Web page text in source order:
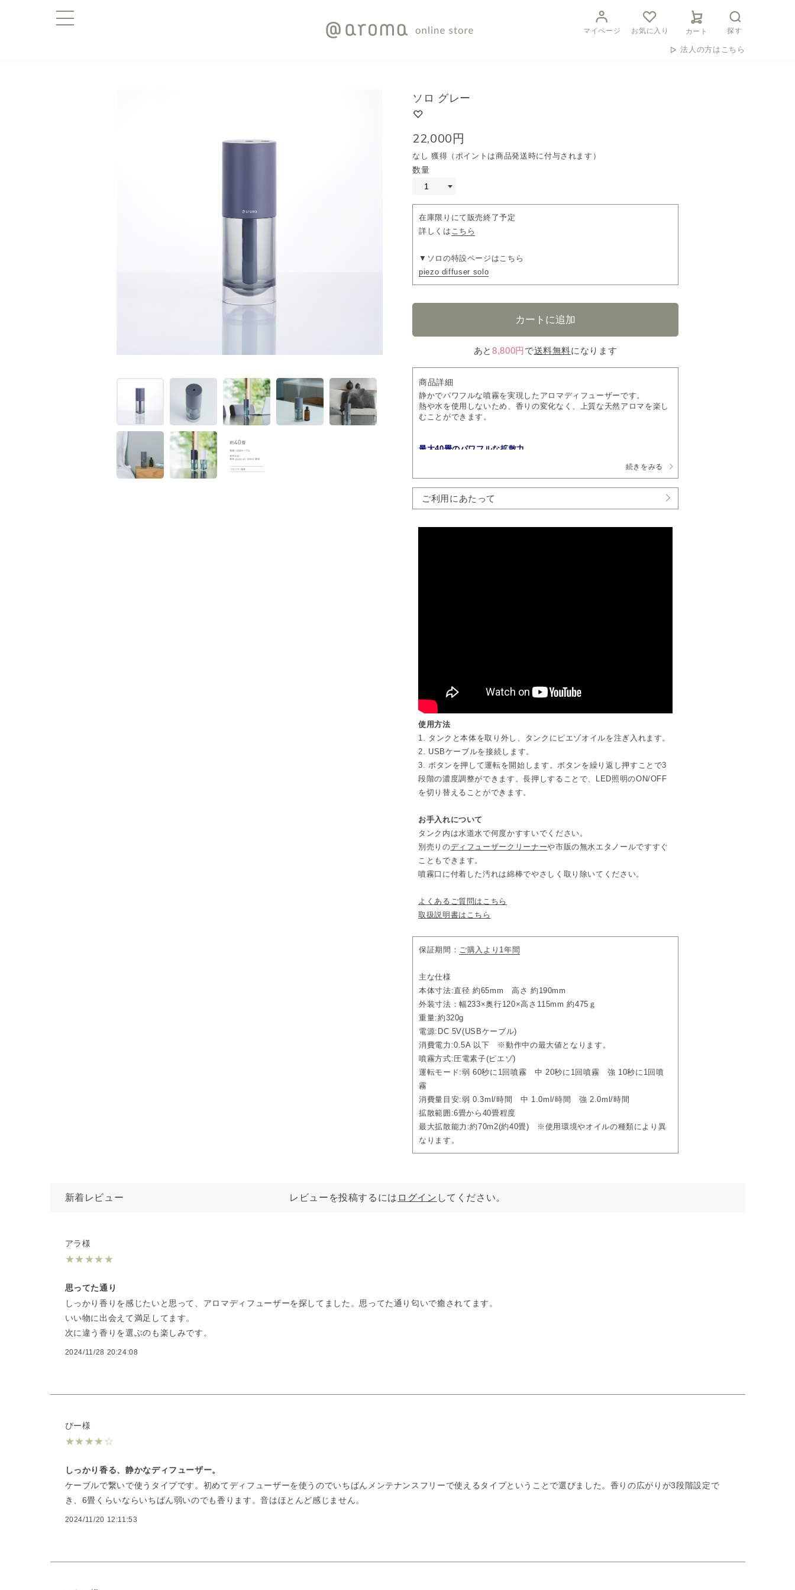
マイページ お気に入り カート 探す
法人の方はこちら
ソロ グレー
22,000円
なし 獲得（ポイントは商品発送時に付与されます）
数量
在庫限りにて販売終了予定
詳しくは こちら
▼ソロの特設ページはこちら
piezo diffuser solo
あと8,800円 で送料無料になります
商品詳細
静かでパワフルな噴霧を実現したアロマディフューザーです。
熱や水を使用しないため、香りの変化なく、上質な天然アロマを楽し
むことができます。
最大40畳のパワフルな拡散力
静かなピエゾ式
す。
・継続的なご利用には、定期購入がお得です。
・お好きなエッセンシャルオイルでピエゾアロマオイルを作るための
ピエゾディフューザー アロマオイルベース液もございます。
■ソロの魅力を詳しくご紹介
［COLUMN］パワフルでスタイリッシュ 人気No.1ディフューザー
■スマートプラグとの活用について
［COLUMN］スマートプラグとつないでタッチレスな生活を
続きをみる
ご利用にあたって
使用方法
1. タンクと本体を取り外し、タンクにピエゾオイルを注ぎ入れます。
2. USBケーブルを接続します。
3. ボタンを押して運転を開始します。ボタンを繰り返し押すことで3
段階の濃度調整ができます。長押しすることで、LED照明のON/OFF
を切り替えることができます。
お手入れについて
タンク内は水道水で何度かすすいでください。
別売りのディフューザークリーナーや市販の無水エタノールですすぐ
こともできます。
噴霧口に付着した汚れは綿棒でやさしく取り除いてください。
よくあるご質問はこちら
取扱説明書はこちら
保証期間： ご購入より1年間
主な仕様
本体寸法:直径 約65mm 高さ 約190mm
外装寸法：幅233×奥行120×高さ115mm 約475ｇ
重量:約320g
電源:DC 5V(USBケーブル)
消費電力:0.5A 以下 ※動作中の最大値となります。
噴霧方式:圧電素子(ピエゾ)
運転モード:弱 60秒に1回噴霧 中 20秒に1回噴霧 強 10秒に1回噴
霧
消費量目安:弱 0.3ml/時間 中 1.0ml/時間 強 2.0ml/時間
拡散範囲:6畳から40畳程度
最大拡散能力:約70m2(約40畳) ※使用環境やオイルの種類により異
なります。
新着レビュー レビューを投稿するには ログイン してください。
アラ様
★★★★★
思ってた通り
しっかり香りを感じたいと思って、アロマディフューザーを探してました。思ってた通り匂いで癒されてます。
いい物に出会えて満足してます。
次に違う香りを選ぶのも楽しみです。
2024/11/28 20:24:08
ぴー様
★★★★☆
しっかり香る、静かなディフューザー。
ケーブルで繋いで使うタイプです。初めてディフューザーを使うのでいちばんメンテナンスフリーで使えるタイプということで選びました。香りの広がりが3段階設定で
き、6畳くらいならいちばん弱いのでも香ります。音はほとんど感じません。
2024/11/20 12:11:53